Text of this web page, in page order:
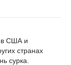
в США и
странах
сурка.